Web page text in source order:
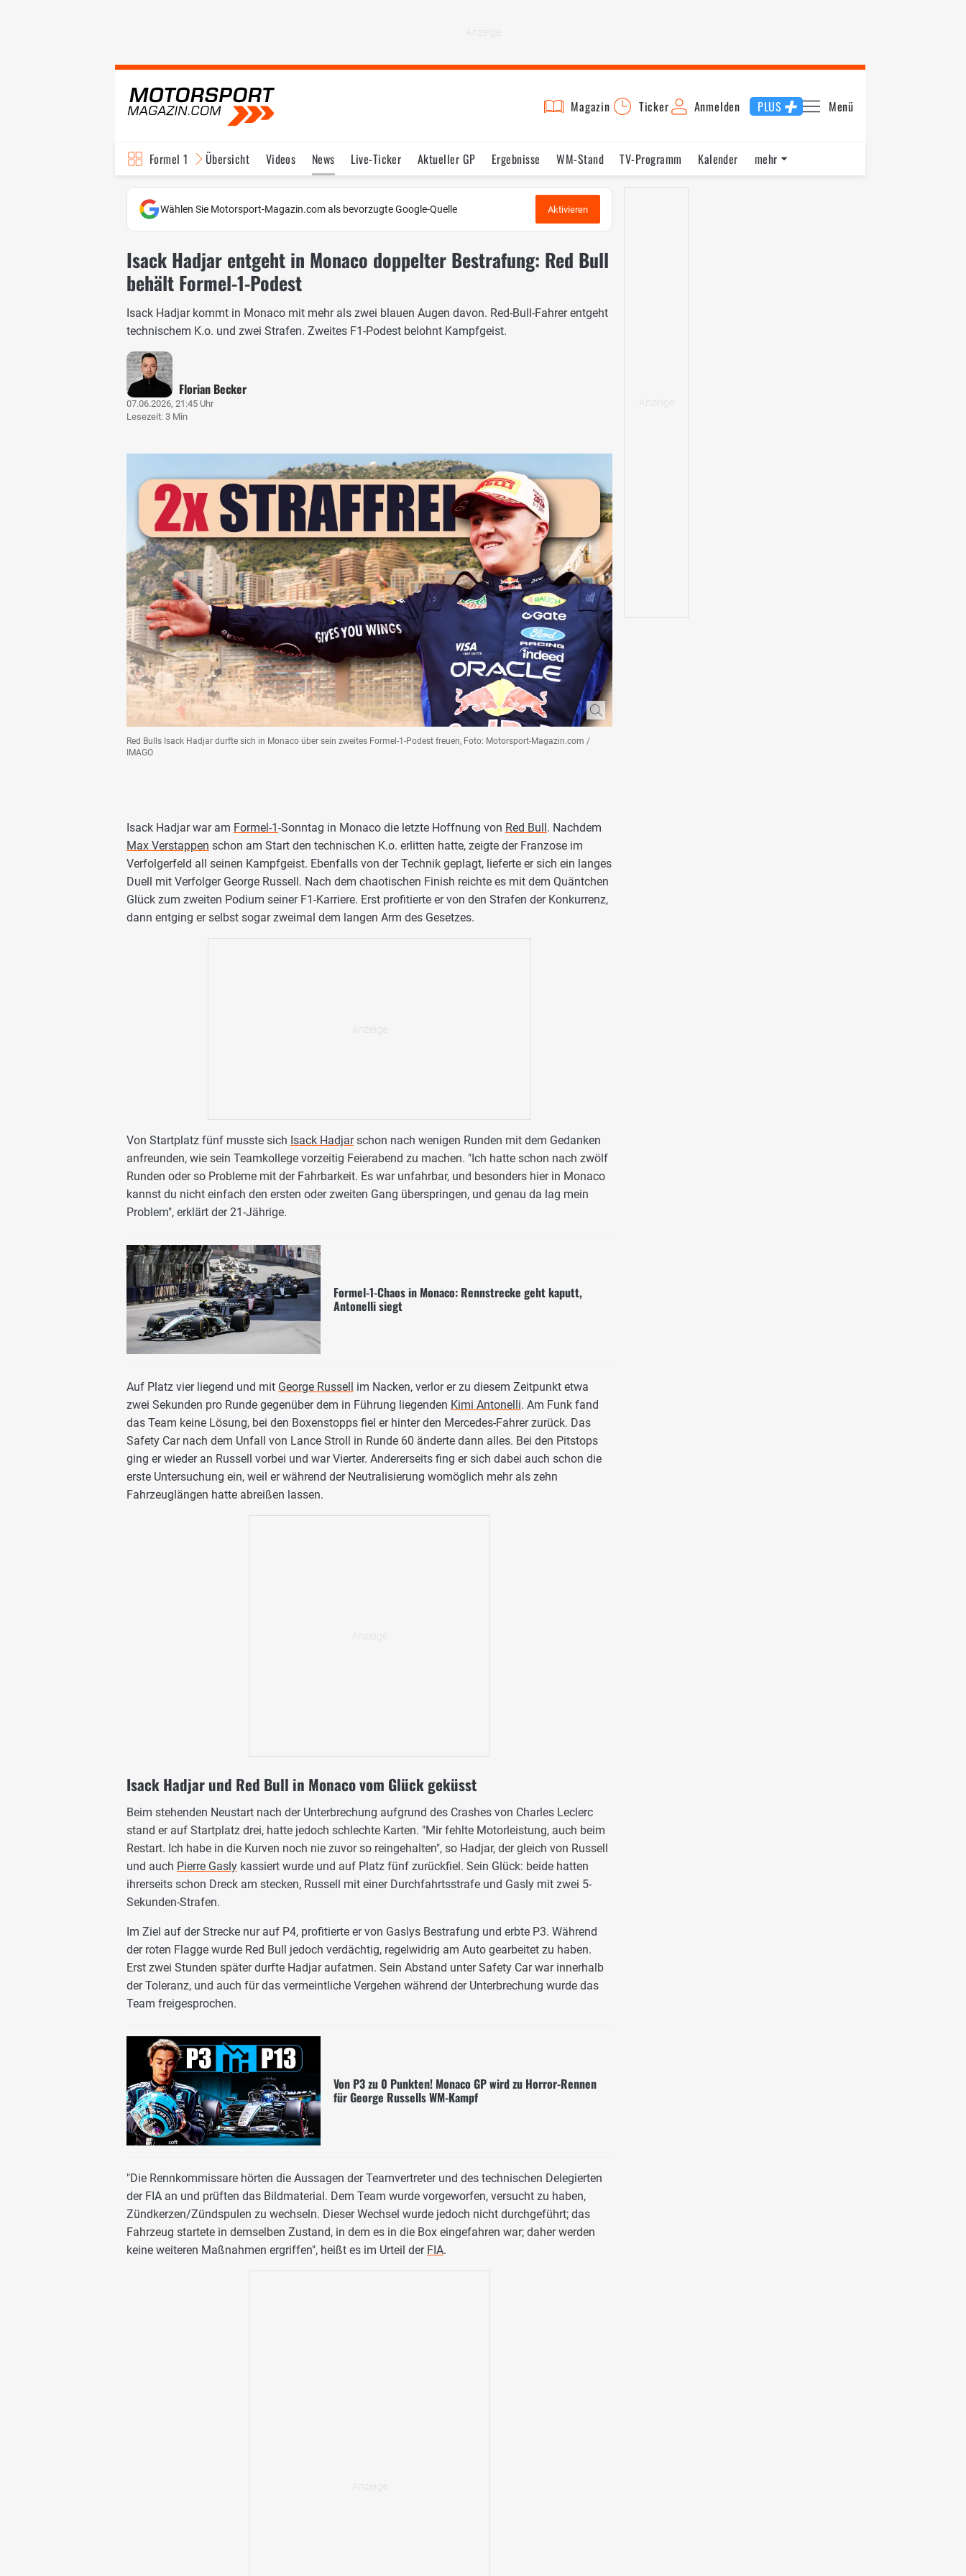
Magazin Ticker Anmelden PLUS Menü
Formel 1 Übersicht Videos News Live-Ticker Aktueller GP Ergebnisse WM-Stand TV-Programm
Kalender
Fahrer & Teams
Bilder Termine Statistik Testfahrten Reglement Lexikon
mehr
Wählen Sie Motorsport-Magazin.com als bevorzugte Google-Quelle Aktivieren
Isack Hadjar entgeht in Monaco doppelter Bestrafung: Red Bull
behält Formel-1-Podest
Isack Hadjar kommt in Monaco mit mehr als zwei blauen Augen davon. Red-Bull-Fahrer entgeht
technischem K.o. und zwei Strafen. Zweites F1-Podest belohnt Kampfgeist.
Florian Becker
07.06.2026, 21:45 Uhr
Lesezeit: 3 Min
Red Bulls Isack Hadjar durfte sich in Monaco über sein zweites Formel-1-Podest freuen, Foto: Motorsport-Magazin.com /
IMAGO
Isack Hadjar war am Formel-1-Sonntag in Monaco die letzte Hoffnung von Red Bull. Nachdem
Max Verstappen schon am Start den technischen K.o. erlitten hatte, zeigte der Franzose im
Verfolgerfeld all seinen Kampfgeist. Ebenfalls von der Technik geplagt, lieferte er sich ein langes
Duell mit Verfolger George Russell. Nach dem chaotischen Finish reichte es mit dem Quäntchen
Glück zum zweiten Podium seiner F1-Karriere. Erst profitierte er von den Strafen der Konkurrenz,
dann entging er selbst sogar zweimal dem langen Arm des Gesetzes.
Von Startplatz fünf musste sich Isack Hadjarschon nach wenigen Runden mit dem Gedanken
anfreunden, wie sein Teamkollege vorzeitig Feierabend zu machen. "Ich hatte schon nach zwölf
Runden oder so Probleme mit der Fahrbarkeit. Es war unfahrbar, und besonders hier in Monaco
kannst du nicht einfach den ersten oder zweiten Gang überspringen, und genau da lag mein
Problem", erklärt der 21-Jährige.
Formel-1-Chaos in Monaco: Rennstrecke geht kaputt,
Antonelli siegt
Auf Platz vier liegend und mit George Russell im Nacken, verlor er zu diesem Zeitpunkt etwa
zwei Sekunden pro Runde gegenüber dem in Führung liegenden Kimi Antonelli. Am Funk fand
das Team keine Lösung, bei den Boxenstopps fiel er hinter den Mercedes-Fahrer zurück. Das
Safety Car nach dem Unfall von Lance Stroll in Runde 60 änderte dann alles. Bei den Pitstops
ging er wieder an Russell vorbei und war Vierter. Andererseits fing er sich dabei auch schon die
erste Untersuchung ein, weil er während der Neutralisierung womöglich mehr als zehn
Fahrzeuglängen hatte abreißen lassen.
Isack Hadjar und Red Bull in Monaco vom Glück geküsst
Beim stehenden Neustart nach der Unterbrechung aufgrund des Crashes von Charles Leclerc
stand er auf Startplatz drei, hatte jedoch schlechte Karten. "Mir fehlte Motorleistung, auch beim
Restart. Ich habe in die Kurven noch nie zuvor so reingehalten", so Hadjar, der gleich von Russell
und auch Pierre Gasly kassiert wurde und auf Platz fünf zurückfiel. Sein Glück: beide hatten
ihrerseits schon Dreck am stecken, Russell mit einer Durchfahrtsstrafe und Gasly mit zwei 5-
Sekunden-Strafen.
Im Ziel auf der Strecke nur auf P4, profitierte er von Gaslys Bestrafung und erbte P3. Während
der roten Flagge wurde Red Bull jedoch verdächtig, regelwidrig am Auto gearbeitet zu haben.
Erst zwei Stunden später durfte Hadjar aufatmen. Sein Abstand unter Safety Car war innerhalb
der Toleranz, und auch für das vermeintliche Vergehen während der Unterbrechung wurde das
Team freigesprochen.
Von P3 zu 0 Punkten! Monaco GP wird zu Horror-Rennen
für George Russells WM-Kampf
"Die Rennkommissare hörten die Aussagen der Teamvertreter und des technischen Delegierten
der FIA an und prüften das Bildmaterial. Dem Team wurde vorgeworfen, versucht zu haben,
Zündkerzen/Zündspulen zu wechseln. Dieser Wechsel wurde jedoch nicht durchgeführt; das
Fahrzeug startete in demselben Zustand, in dem es in die Box eingefahren war; daher werden
keine weiteren Maßnahmen ergriffen", heißt es im Urteil der FIA.